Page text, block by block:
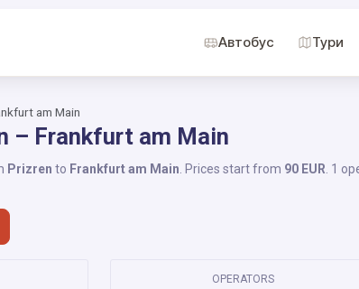
Автобус Тури
am Main
– Frankfurt am Main
Prizren to Frankfurt am Main . Prices start from 90 EUR . 1
OPERATORS